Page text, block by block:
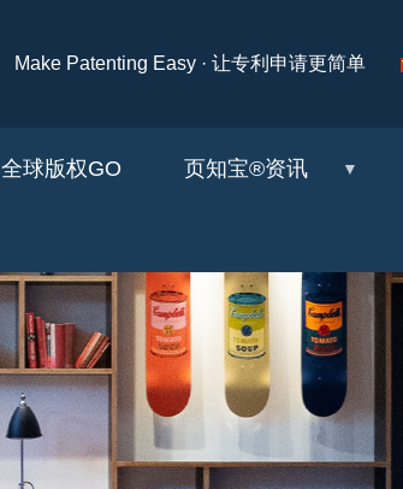
Make Patenting Easy · 让专利申请更简单
全球版权GO 页知宝®资讯